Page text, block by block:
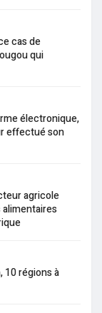
cas de
qui
électronique,
effectué son
agricole
10 régions à